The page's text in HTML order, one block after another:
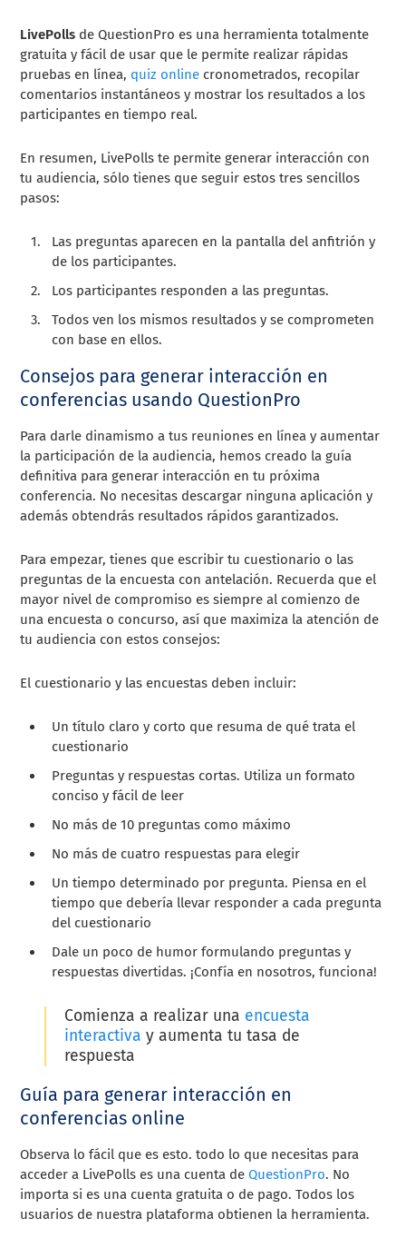
LivePolls de QuestionPro es una herramienta totalmente
gratuita y fácil de usar que le permite realizar rápidas
pruebas en línea, quiz online cronometrados, recopilar
comentarios instantáneos y mostrar los resultados a los
participantes en tiempo real.
En resumen, LivePolls te permite generar interacción con
tu audiencia, sólo tienes que seguir estos tres sencillos
pasos:
Las preguntas aparecen en la pantalla del anfitrión y
de los participantes.
Los participantes responden a las preguntas.
Todos ven los mismos resultados y se comprometen
con base en ellos.
Consejos para generar interacción en
conferencias usando QuestionPro
Para darle dinamismo a tus reuniones en línea y aumentar
la participación de la audiencia, hemos creado la guía
definitiva para generar interacción en tu próxima
conferencia. No necesitas descargar ninguna aplicación y
además obtendrás resultados rápidos garantizados.
Para empezar, tienes que escribir tu cuestionario o las
preguntas de la encuesta con antelación. Recuerda que el
mayor nivel de compromiso es siempre al comienzo de
una encuesta o concurso, así que maximiza la atención de
tu audiencia con estos consejos:
El cuestionario y las encuestas deben incluir:
Un título claro y corto que resuma de qué trata el
cuestionario
Preguntas y respuestas cortas. Utiliza un formato
conciso y fácil de leer
No más de 10 preguntas como máximo
No más de cuatro respuestas para elegir
Un tiempo determinado por pregunta. Piensa en el
tiempo que debería llevar responder a cada pregunta
del cuestionario
Dale un poco de humor formulando preguntas y
respuestas divertidas. ¡Confía en nosotros, funciona!
Comienza a realizar una encuesta
interactiva y aumenta tu tasa de
respuesta
Guía para generar interacción en
conferencias online
Observa lo fácil que es esto. todo lo que necesitas para
acceder a LivePolls es una cuenta deQuestionPro. No
importa si es una cuenta gratuita o de pago. Todos los
usuarios de nuestra plataforma obtienen la herramienta.